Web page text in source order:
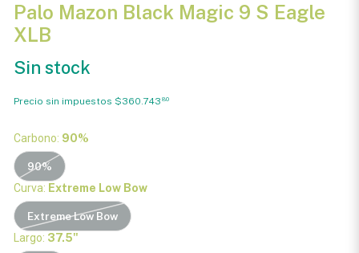
Palo Mazon Black Magic 9 S Eagle
XLB
Sin stock
Precio sin impuestos $360.743 80
Carbono: 90%
90%
Curva: Extreme Low Bow
Extreme Low Bow
Largo: 37.5"